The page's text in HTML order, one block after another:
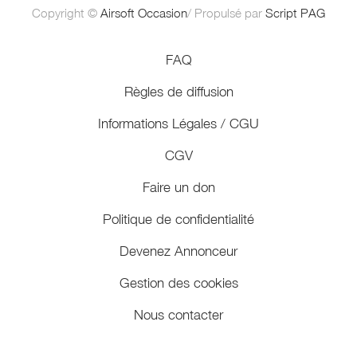
Copyright © Airsoft Occasion/ Propulsé par Script PAG
FAQ
Règles de diffusion
Informations Légales / CGU
CGV
Faire un don
Politique de confidentialité
Devenez Annonceur
Gestion des cookies
Nous contacter